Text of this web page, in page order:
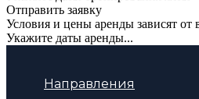
Отправить заявку
Условия и цены аренды зависят от
Укажите даты аренды...
Направления